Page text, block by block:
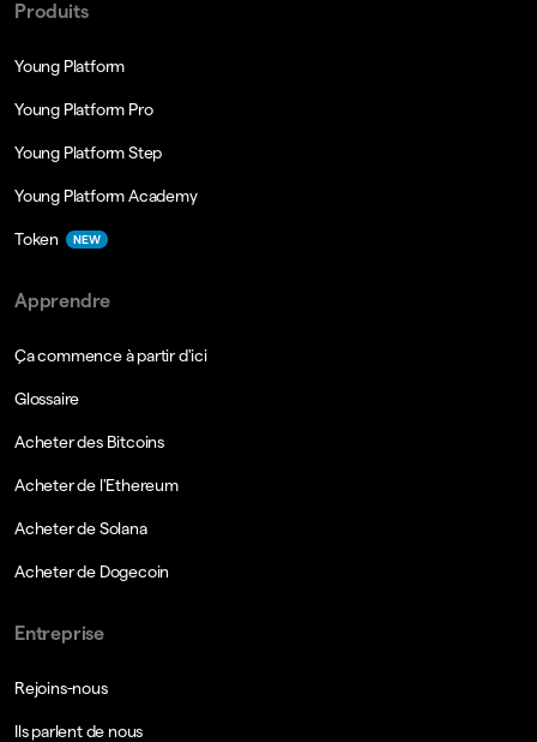
Produits
Young Platform
Young Platform Pro
Young Platform Step
Young Platform Academy
Token NEW
Apprendre
Ça commence à partir d'ici
Glossaire
Acheter des Bitcoins
Acheter de l'Ethereum
Acheter de Solana
Acheter de Dogecoin
Entreprise
Rejoins-nous
Ils parlent de nous